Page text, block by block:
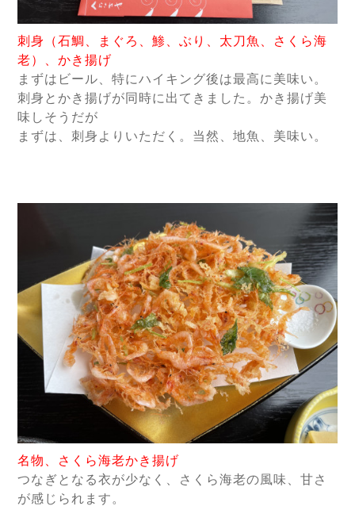
刺身（石鯛、まぐろ、鯵、ぶり、太刀魚、さくら海
老）、かき揚げ
まずはビール、特にハイキング後は最高に美味い。
刺身とかき揚げが同時に出てきました。かき揚げ美
味しそうだが
まずは、刺身よりいただく。当然、地魚、美味い。
名物、さくら海老かき揚げ
つなぎとなる衣が少なく、さくら海老の風味、甘さ
が感じられます。